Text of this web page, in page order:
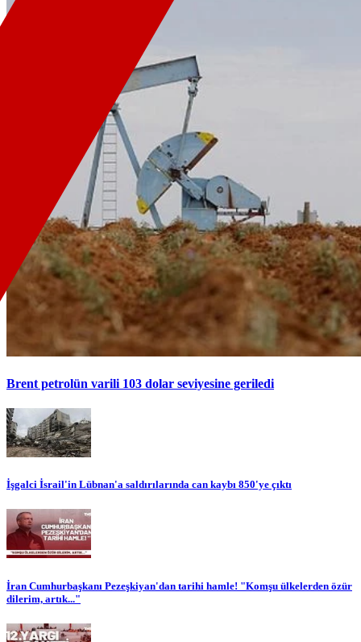
Brent petrolün varili 103 dolar seviyesine geriledi
İşgalci İsrail'in Lübnan'a saldırılarında can kaybı 850'ye çıktı
İran Cumhurbaşkanı Pezeşkiyan'dan tarihi hamle! "Komşu ülkelerden özür
dilerim, artık..."